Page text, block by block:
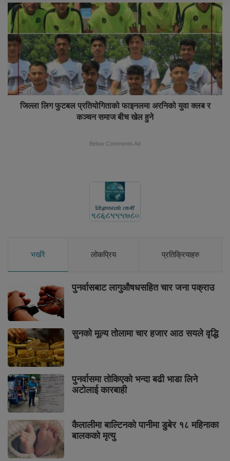
जिल्ला लिग फुटबल प्रतियोगिताको फाइनलमा अरनिको युवा क्लब र
कञ्चन समाज बीच खेल हुने
Below Comments Ad
भर्खरै लोकप्रिय प्रतिक्रियाहरु
पुनर्वासबाट लागुऔषधसहित चार जना पक्राउ
सुनको मूल्य तोलामा चार हजार आठ सयले वृद्धि
पुनर्वासमा तोकिएको भन्दा बढी भाडा लिने
अटोलाई कारबाही
कैलालीमा बाल्टिनको पानीमा डुबेर १८ महिनाका
बालकको मृत्यु